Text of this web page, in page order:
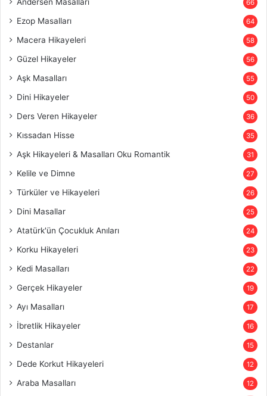
66
Ezop Masalları 64
Macera Hikayeleri 58
Güzel Hikayeler 56
Aşk Masalları 55
Dini Hikayeler 50
Ders Veren Hikayeler 36
Kıssadan Hisse 35
Aşk Hikayeleri & Masalları Oku Romantik 31
Kelile ve Dimne 27
Türküler ve Hikayeleri 26
Dini Masallar 25
Atatürk'ün Çocukluk Anıları 24
Korku Hikayeleri 23
Kedi Masalları 22
Gerçek Hikayeler 19
Ayı Masalları 17
İbretlik Hikayeler 16
Destanlar 15
Dede Korkut Hikayeleri 12
Araba Masalları 12